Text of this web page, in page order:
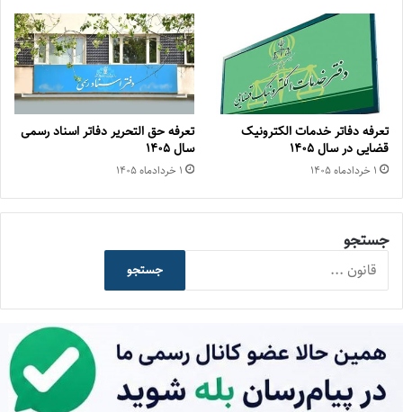
تعرفه دفاتر خدمات الکترونیک
قضایی در سال ۱۴۰۵
۱ خرداد‌ماه ۱۴۰۵
تعرفه حق التحریر دفاتر اسناد رسمی
سال ۱۴۰۵
۱ خرداد‌ماه ۱۴۰۵
جستجو
جستجو